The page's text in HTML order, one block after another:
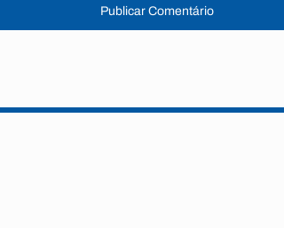
Publicar Comentário